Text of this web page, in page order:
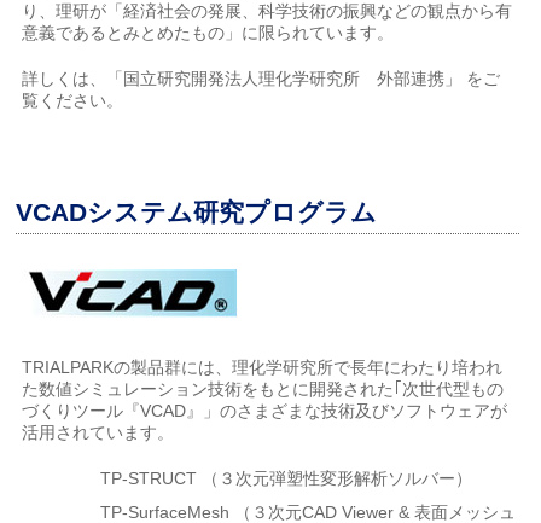
り、理研が「経済社会の発展、科学技術の振興などの観点から有
意義であるとみとめたもの」に限られています。
詳しくは、「国立研究開発法人理化学研究所 外部連携」 をご
覧ください。
VCADシステム研究プログラム
TRIALPARKの製品群には、理化学研究所で長年にわたり培われ
た数値シミュレーション技術をもとに開発された｢次世代型もの
づくりツール『VCAD』」のさまざまな技術及びソフトウェアが
活用されています。
TP-STRUCT （３次元弾塑性変形解析ソルバー）
TP-SurfaceMesh （３次元CAD Viewer & 表面メッシュ